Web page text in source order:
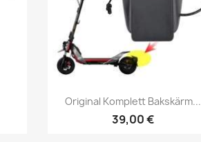
Snabbvy
Original Komplett Bakskärm...
39,00 €